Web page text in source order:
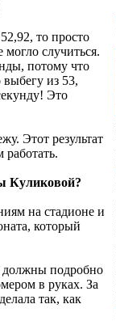
то просто
могло случиться.
потому что
из 53,
Это
Этот результат
работать.
Куликовой?
на стадионе и
который
должны подробно
в руках. За
так, как